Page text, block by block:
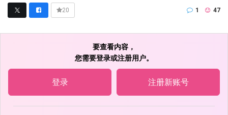
20 1 47
要查看内容，
您需要登录或注册用户。
登录 注册新账号